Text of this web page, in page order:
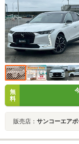
無
料
販売店： サンコーエアポ